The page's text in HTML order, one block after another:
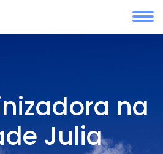
na
Julia